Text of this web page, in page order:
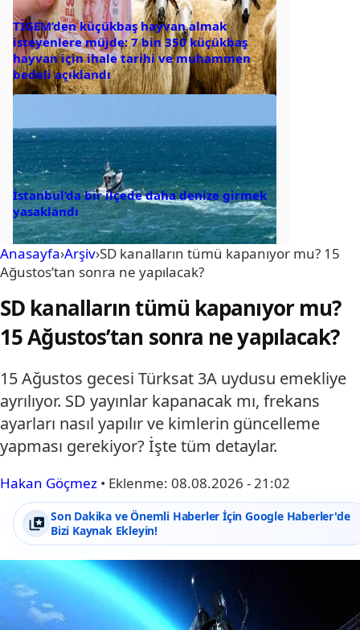
TİGEM’den küçükbaş hayvan almak
isteyenlere müjde: 7 bin 350 küçükbaş
hayvan için ihale tarihi ve muhammen
bedeli açıklandı
İstanbul’da bir ilçede daha denize girmek
yasaklandı
Anasayfa›Arşiv›SD kanalların tümü kapanıyor mu? 15
Ağustos’tan sonra ne yapılacak?
SD kanalların tümü kapanıyor mu?
15 Ağustos’tan sonra ne yapılacak?
15 Ağustos gecesi Türksat 3A uydusu emekliye
ayrılıyor. SD yayınlar kapanacak mı, frekans
ayarları nasıl yapılır ve kimlerin güncelleme
yapması gerekiyor? İşte tüm detaylar.
Hakan Göçmez • Eklenme: 08.08.2026 - 21:02
Son Dakika ve Önemli Haberler İçin Google Haberler'de
Bizi Kaynak Ekleyin!